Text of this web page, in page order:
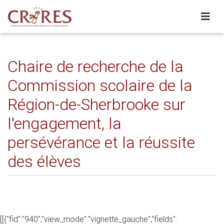
Chaire de recherche de la
Commission scolaire de la
Région-de-Sherbrooke sur
l'engagement, la
persévérance et la réussite
des élèves
[[{"fid":"940","view_mode":"vignette_gauche","fields":